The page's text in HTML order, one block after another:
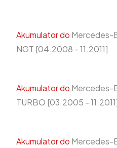
Akumulator do Mercedes-
NGT [04.2008 - 11.2011]
Akumulator do Mercedes-
TURBO [03.2005 -
Akumulator do Mercedes-